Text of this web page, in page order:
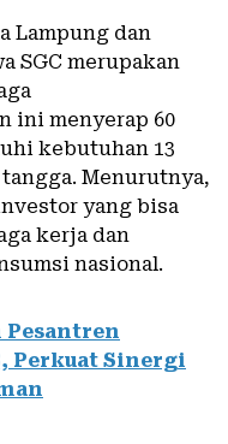
Lampung dan
SGC merupakan
ini menyerap 60
kebutuhan 13
Menurutnya,
yang bisa
kerja dan
nasional.
Pesantren
Perkuat Sinergi